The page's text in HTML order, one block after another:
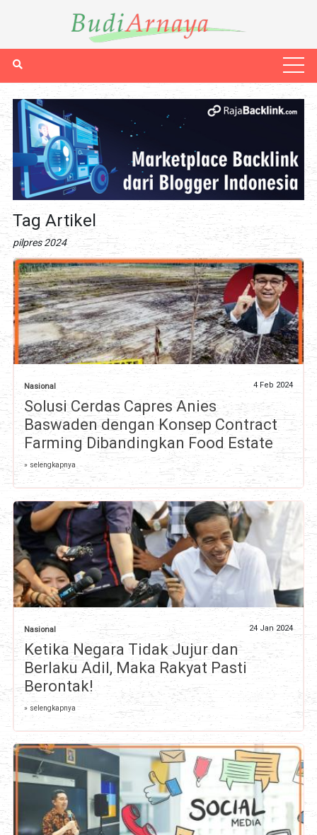
Tag Artikel
pilpres 2024
Nasional 4 Feb 2024
Solusi Cerdas Capres Anies
Baswaden dengan Konsep Contract
Farming Dibandingkan Food Estate
» selengkapnya
Nasional 24 Jan 2024
Ketika Negara Tidak Jujur dan
Berlaku Adil, Maka Rakyat Pasti
Berontak!
» selengkapnya